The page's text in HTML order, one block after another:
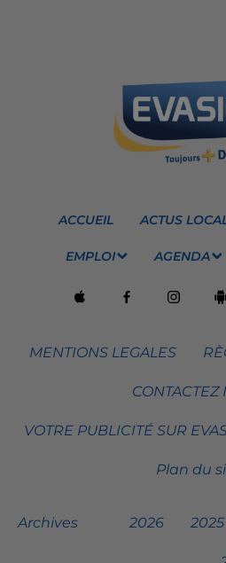
ACCUEIL ACTUS
EMPLOI AGENDA
MENTIONS LEGALES
CONTACTEZ
VOTRE PUBLICITÉ SUR
Plan du
Archives 2026 2025